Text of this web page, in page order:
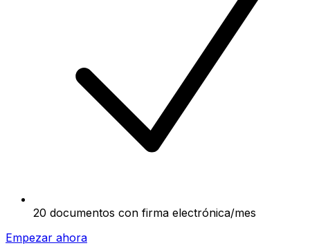
20 documentos con firma electrónica/mes
Empezar ahora